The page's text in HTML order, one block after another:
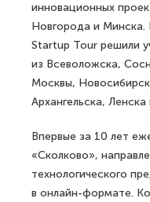
инновационных
Новгорода и Минска.
Startup Tour решили
из Всеволожска,
Москвы,
Архангельска, Ленска
Впервые за 10 лет
«Сколково»,
технологического
в онлайн-формате.